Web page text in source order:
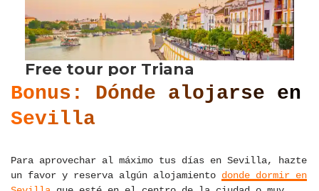
Bonus: Dónde alojarse en
Sevilla
Para aprovechar al máximo tus días en Sevilla, hazte
un favor y reserva algún alojamiento donde dormir en